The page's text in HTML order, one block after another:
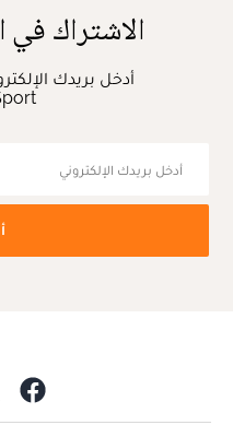
الاشتراك في
أدخل بريدك